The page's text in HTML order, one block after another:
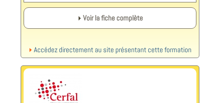
Voir la fiche complète
Accédez directement au site présentant cette formation